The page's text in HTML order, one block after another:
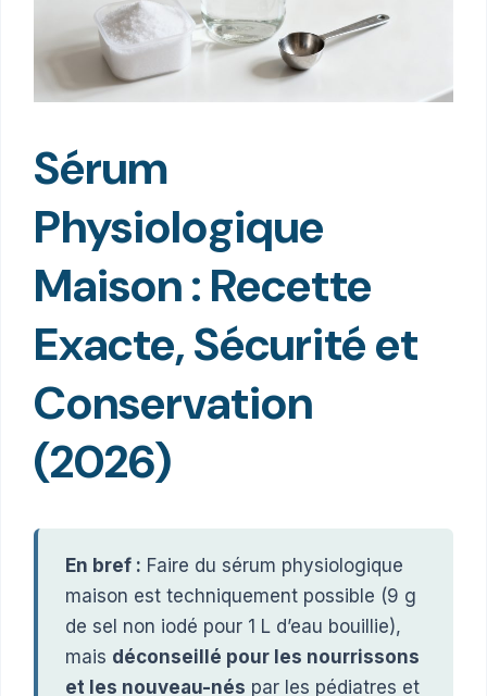
Sérum
Physiologique
Maison : Recette
Exacte, Sécurité et
Conservation
(2026)
En bref : Faire du sérum physiologique
maison est techniquement possible (9 g
de sel non iodé pour 1 L d’eau bouillie),
mais déconseillé pour les nourrissons
et les nouveau-nés par les pédiatres et